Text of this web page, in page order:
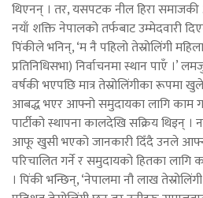
थिएनन् । तर, यसपटक नील हिरा
नयाँ शक्ति नेपालको तर्फबाट उम्मेदवारी
पिंकीले भनिन्, ‘म नै पहिलो तेस्रोलिंगी
प्रतिनिधिसभा) निर्वाचनमा स्थान पाएँ ।’
वर्षकी भएपछि मात्र तेस्रोलिंगीका रूपमा
आबद्ध भएर आफ्नो समुदायका लागि काम
पार्टीको स्थापना कालदेखि सक्रिय थिइन्
आफू खुसी भएको जानकारी दिँदै उनले
परिचालित गर्ने र समुदायको हितका लागि
। पिंकी भन्छिन्, ‘नेपालमा नौ लाख